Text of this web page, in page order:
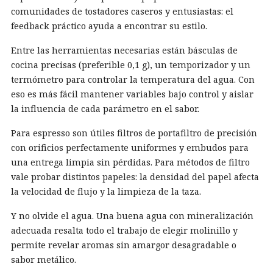
comunidades de tostadores caseros y entusiastas: el
feedback práctico ayuda a encontrar su estilo.
Entre las herramientas necesarias están básculas de
cocina precisas (preferible 0,1 g), un temporizador y un
termómetro para controlar la temperatura del agua. Con
eso es más fácil mantener variables bajo control y aislar
la influencia de cada parámetro en el sabor.
Para espresso son útiles filtros de portafiltro de precisión
con orificios perfectamente uniformes y embudos para
una entrega limpia sin pérdidas. Para métodos de filtro
vale probar distintos papeles: la densidad del papel afecta
la velocidad de flujo y la limpieza de la taza.
Y no olvide el agua. Una buena agua con mineralización
adecuada resalta todo el trabajo de elegir molinillo y
permite revelar aromas sin amargor desagradable o
sabor metálico.